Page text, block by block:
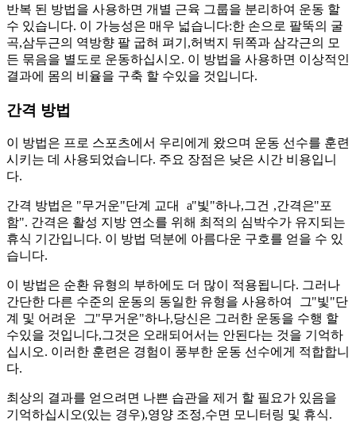
반복 된 방법을 사용하면 개별 근육 그룹을 분리하여 운동 할
수 있습니다. 이 가능성은 매우 넓습니다:한 손으로 팔뚝의 굴
곡,삼두근의 역방향 팔 굽혀 펴기,허벅지 뒤쪽과 삼각근의 모
든 묶음을 별도로 운동하십시오. 이 방법을 사용하면 이상적인
결과에 몸의 비율을 구축 할 수있을 것입니다.
간격 방법
이 방법은 프로 스포츠에서 우리에게 왔으며 운동 선수를 훈련
시키는 데 사용되었습니다. 주요 장점은 낮은 시간 비용입니
다.
간격 방법은 "무거운"단계 교대 a"빛"하나,그건 ,간격은"포
함". 간격은 활성 지방 연소를 위해 최적의 심박수가 유지되는
휴식 기간입니다. 이 방법 덕분에 아름다운 구호를 얻을 수 있
습니다.
이 방법은 순환 유형의 부하에도 더 많이 적용됩니다. 그러나
간단한 다른 수준의 운동의 동일한 유형을 사용하여
그"빛"단
계 및 어려운
그"무거운"하나,당신은 그러한 운동을 수행 할
수있을 것입니다,그것은 오래되어서는 안된다는 것을 기억하
십시오. 이러한 훈련은 경험이 풍부한 운동 선수에게 적합합니
다.
최상의 결과를 얻으려면 나쁜 습관을 제거 할 필요가 있음을
기억하십시오(있는 경우),영양 조정,수면 모니터링 및 휴식.